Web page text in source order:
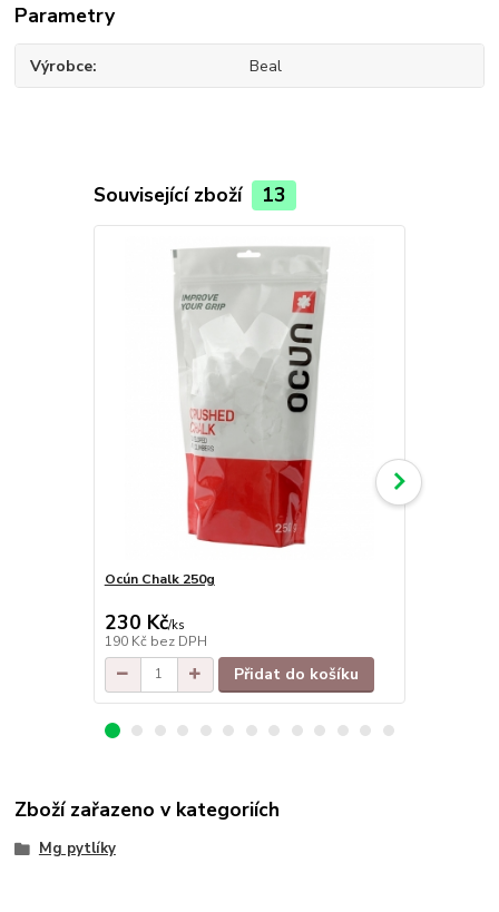
Parametry
Výrobce Beal
Související zboží 13
Ocún Chalk 250g
230 Kč/ks
190 Kč bez DPH
Přidat do košíku
Zboží zařazeno v kategoriích
Mg pytlíky